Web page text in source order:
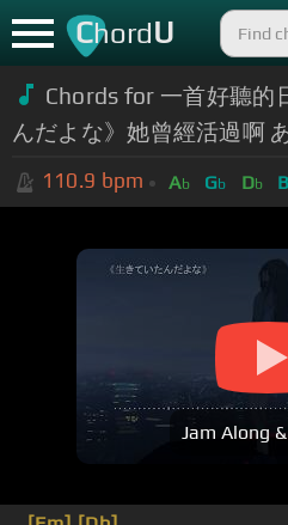
ChordU
Chords for 一首好聽
んだよな》她曾經活過啊
110.9 bpm Ab Gb Db B
Jam Along